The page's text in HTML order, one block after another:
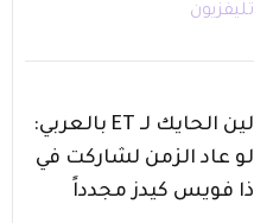
تليفزيون
لين الحايك لـ ET بالعربي:
لو عاد الزمن لشاركت في
ذا فويس كيدز مجدداً